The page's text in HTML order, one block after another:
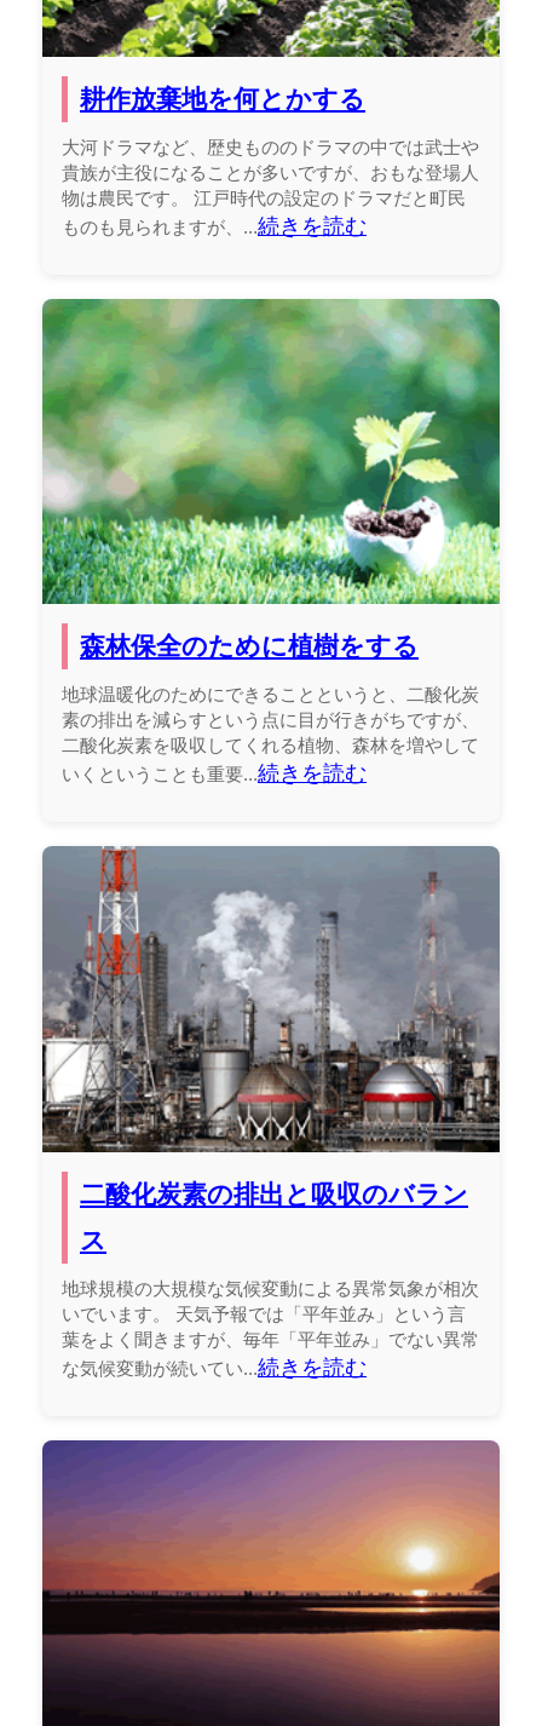
耕作放棄地を何とかする
大河ドラマなど、歴史もののドラマの中では武士や
貴族が主役になることが多いですが、おもな登場人
物は農民です。 江戸時代の設定のドラマだと町民
ものも見られますが、...続きを読む
森林保全のために植樹をする
地球温暖化のためにできることというと、二酸化炭
素の排出を減らすという点に目が行きがちですが、
二酸化炭素を吸収してくれる植物、森林を増やして
いくということも重要...続きを読む
二酸化炭素の排出と吸収のバラン
ス
地球規模の大規模な気候変動による異常気象が相次
いでいます。 天気予報では「平年並み」という言
葉をよく聞きますが、毎年「平年並み」でない異常
な気候変動が続いてい...続きを読む